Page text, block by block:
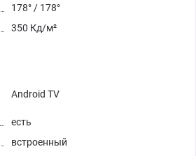
178° / 178°
350 Кд/м²
Android TV
есть
встроенный